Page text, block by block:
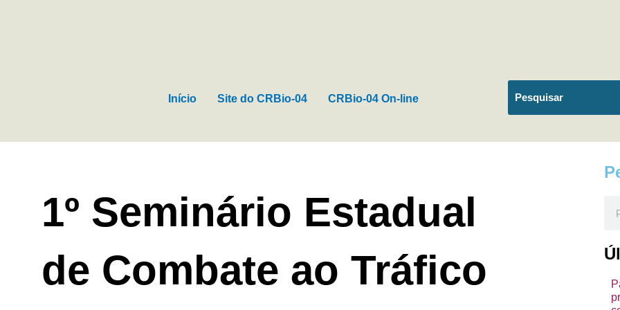
Início Site do CRBio-04 CRBio-04 On-line
1º Seminário Estadual
de Combate ao Tráfico